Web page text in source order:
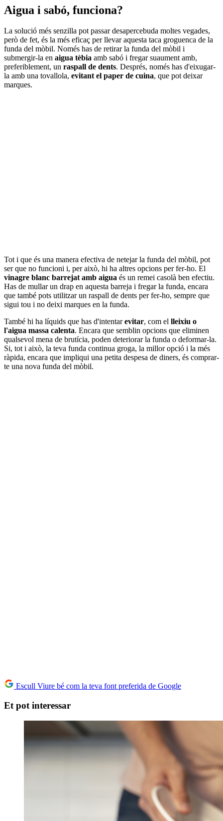
Aigua i sabó, funciona?
La solució més senzilla pot passar desapercebuda moltes vegades,
però de fet, és la més eficaç per llevar aquesta taca groguenca de la
funda del mòbil. Només has de retirar la funda del mòbil i
submergir-la en aigua tèbia amb sabó i fregar suaument amb,
preferiblement, un raspall de dents. Després, només has d'eixugar-
la amb una tovallola, evitant el paper de cuina, que pot deixar
marques.
Tot i que és una manera efectiva de netejar la funda del mòbil, pot
ser que no funcioni i, per això, hi ha altres opcions per fer-ho. El
vinagre blanc barrejat amb aigua és un remei casolà ben efectiu.
Has de mullar un drap en aquesta barreja i fregar la funda, encara
que també pots utilitzar un raspall de dents per fer-ho, sempre que
sigui tou i no deixi marques en la funda.
També hi ha líquids que has d'intentarevitar, com el lleixiu o
l'aigua massa calenta. Encara que semblin opcions que eliminen
qualsevol mena de brutícia, poden deteriorar la funda o deformar-la.
Si, tot i això, la teva funda continua groga, la millor opció i la més
ràpida, encara que impliqui una petita despesa de diners, és comprar-
te una nova funda del mòbil.
Escull Viure bé com la teva font preferida de Google
Et pot interessar